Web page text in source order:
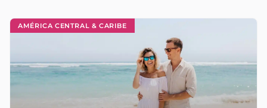
AMÉRICA CENTRAL & CARIBE